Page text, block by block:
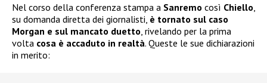
Nel corso della conferenza stampa a Sanremo così Chiello
su domanda diretta dei giornalisti, è tornato sul caso
Morgan e sul mancato duetto , rivelando per la prima
volta cosa è accaduto in realtà. Queste le sue dichiarazioni
in merito: